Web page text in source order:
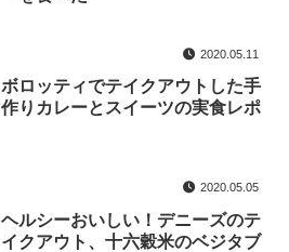
2020.05.11
ボロッティでテイクアウトした手
作りカレーとスイーツの実食レポ
2020.05.05
ヘルシーおいしい！デニーズのテ
イクアウト、十六穀米のベジタブ